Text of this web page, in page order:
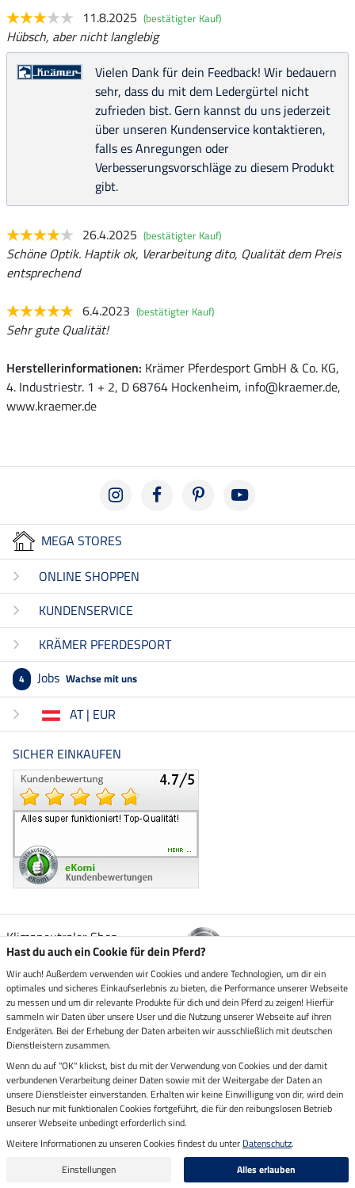
11.8.2025 (bestätigter Kauf)
Hübsch, aber nicht langlebig
Vielen Dank für dein Feedback! Wir bedauern
sehr, dass du mit dem Ledergürtel nicht
zufrieden bist. Gern kannst du uns jederzeit
über unseren Kundenservice kontaktieren,
falls es Anregungen oder
Verbesserungsvorschläge zu diesem Produkt
gibt.
26.4.2025 (bestätigter Kauf)
Schöne Optik. Haptik ok, Verarbeitung dito, Qualität dem Preis
entsprechend
6.4.2023 (bestätigter Kauf)
Sehr gute Qualität!
Herstellerinformationen: Krämer Pferdesport GmbH & Co. KG,
4. Industriestr. 1 + 2, D 68764 Hockenheim, info@kraemer.de,
www.kraemer.de
MEGA STORES
ONLINE SHOPPEN
KUNDENSERVICE
KRÄMER PFERDESPORT
4 Jobs Wachse mit uns
AT | EUR
SICHER EINKAUFEN
Klimaneutraler Shop
Zustellung durch
Sicher bezahlen mit
Vorkasse
Impressum
Letzte Aktualisierung am 08.08.2026 um 14:33
Alle Preise in Euro inkl. MwSt. zzgl.
Versandkosten
Hast du auch ein Cookie für dein Pferd?
Wir auch! Außerdem verwenden wir Cookies und andere Technologien, um dir ein
optimales und sicheres Einkaufserlebnis zu bieten, die Performance unserer Webseite
zu messen und um dir relevante Produkte für dich und dein Pferd zu zeigen! Hierfür
sammeln wir Daten über unsere User und die Nutzung unserer Webseite auf ihren
Endgeräten. Bei der Erhebung der Daten arbeiten wir ausschließlich mit deutschen
Dienstleistern zusammen.
Wenn du auf "OK" klickst, bist du mit der Verwendung von Cookies und der damit
verbundenen Verarbeitung deiner Daten sowie mit der Weitergabe der Daten an
unsere Dienstleister einverstanden. Erhalten wir keine Einwilligung von dir, wird dein
Besuch nur mit funktionalen Cookies fortgeführt, die für den reibungslosen Betrieb
unserer Webseite unbedingt erforderlich sind.
Weitere Informationen zu unseren Cookies findest du unter Datenschutz.
Einstellungen
Alles erlauben